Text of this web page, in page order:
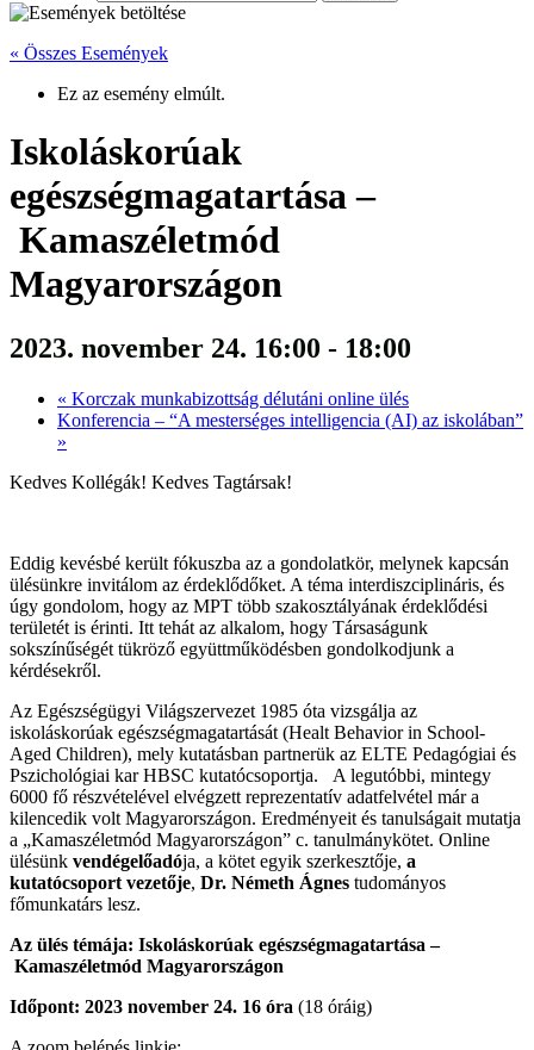
« Összes Események
Ez az esemény elmúlt.
Iskoláskorúak
egészségmagatartása –
Kamaszéletmód
Magyarországon
2023. november 24. 16:00 - 18:00
« Korczak munkabizottság délutáni online ülés
Konferencia – “A mesterséges intelligencia (AI) az iskolában”
»
Kedves Kollégák! Kedves Tagtársak!
Eddig kevésbé került fókuszba az a gondolatkör, melynek kapcsán
ülésünkre invitálom az érdeklődőket. A téma interdiszciplináris, és
úgy gondolom, hogy az MPT több szakosztályának érdeklődési
területét is érinti. Itt tehát az alkalom, hogy Társaságunk
sokszínűségét tükröző együttműködésben gondolkodjunk a
kérdésekről.
Az Egészségügyi Világszervezet 1985 óta vizsgálja az
iskoláskorúak egészségmagatartását (Healt Behavior in School-
Aged Children), mely kutatásban partnerük az ELTE Pedagógiai és
Pszichológiai kar HBSC kutatócsoportja. A legutóbbi, mintegy
6000 fő részvételével elvégzett reprezentatív adatfelvétel már a
kilencedik volt Magyarországon. Eredményeit és tanulságait mutatja
a „Kamaszéletmód Magyarországon” c. tanulmánykötet. Online
ülésünk vendégelőadója, a kötet egyik szerkesztője, a
kutatócsoport vezetője, Dr. Németh Ágnes tudományos
főmunkatárs lesz.
Az ülés témája: Iskoláskorúak egészségmagatartása –
Kamaszéletmód Magyarországon
Időpont: 2023 november 24. 16 óra (18 óráig)